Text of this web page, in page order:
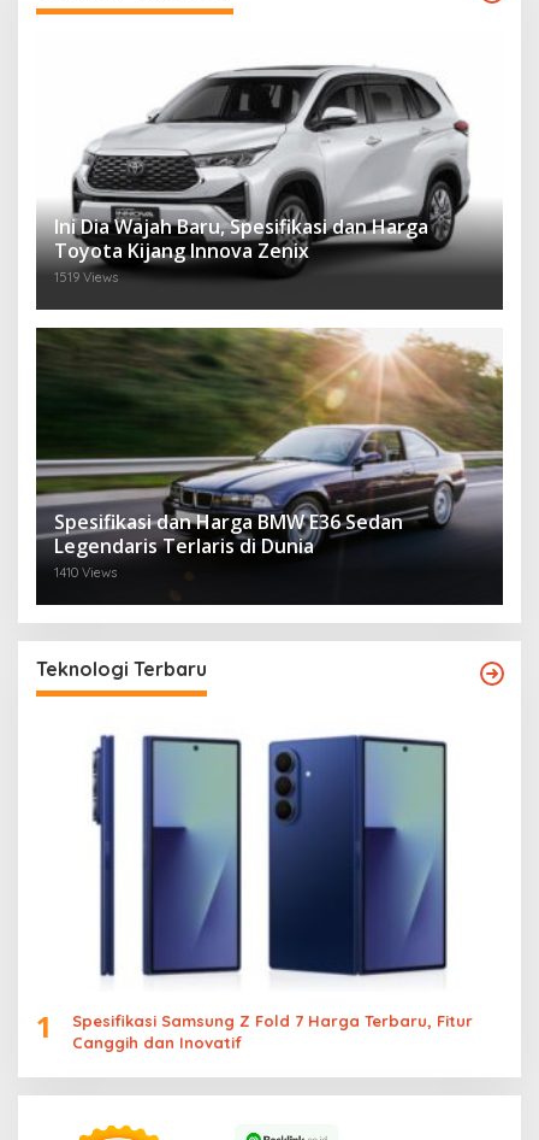
Ini Dia Wajah Baru, Spesifikasi dan Harga
Toyota Kijang Innova Zenix
1519 Views
Spesifikasi dan Harga BMW E36 Sedan
Legendaris Terlaris di Dunia
1410 Views
Teknologi Terbaru
1
Spesifikasi Samsung Z Fold 7 Harga Terbaru, Fitur
Canggih dan Inovatif